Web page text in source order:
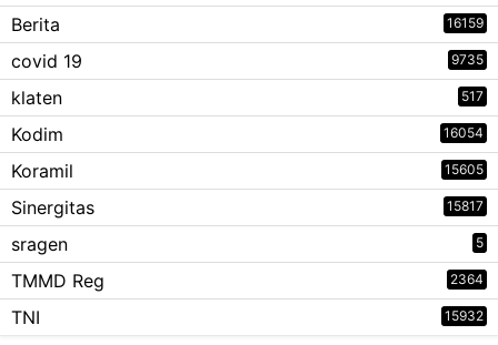
Berita 16159
covid 19 9735
klaten 517
Kodim 16054
Koramil 15605
Sinergitas 15817
sragen 5
TMMD Reg 2364
TNI 15932